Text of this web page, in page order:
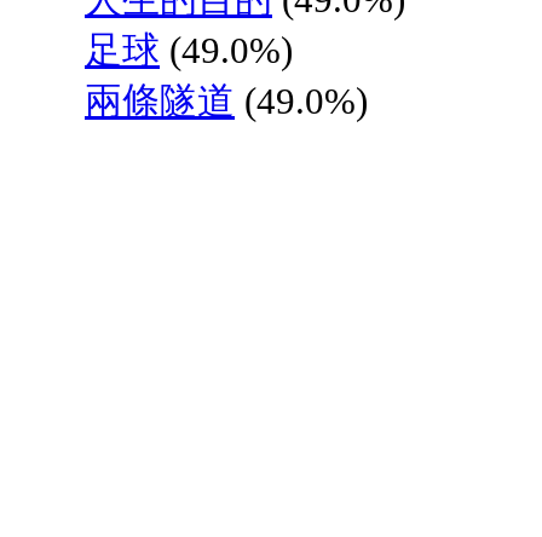
足球 (49.0%)
兩條隧道 (49.0%)